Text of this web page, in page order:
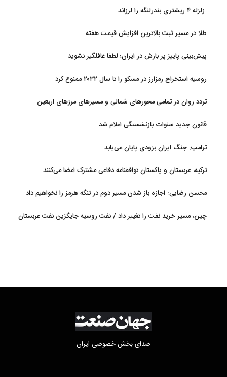
زلزله ۴ ریشتری بندرلنگه را لرزاند
طلا در مسیر ثبت بالاترین افزایش قیمت هفته
پیش‌بینی پاییز پر بارش در ایران؛ لطفا غافلگیر نشوید
روسیه استخراج رمزارز در مسکو را تا سال ۲۰۳۲ ممنوع کرد
تردد روان در تمامی محورهای شمالی و مسیرهای مرزهای اربعین
قانون جدید سنوات بازنشستگی اعلام شد
ترامپ: جنگ ایران بزودی پایان می‌یابد
ترکیه، عربستان و پاکستان توافقنامه دفاعی مشترک امضا می‌کنند
محسن رضایی: اجازه باز شدن مسیر دوم در تنگه هرمز را نخواهیم داد
چین، مسیر خرید نفت را تغییر داد / نفت روسیه جایگزین نفت عربستان
صدای بخش خصوصی ایران